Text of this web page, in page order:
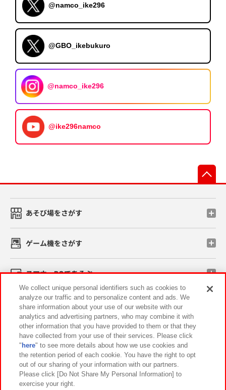
@namco_ike296
@GBO_ikebukuro
@namco_ike296
@ike296namco
あそび場をさがす
ゲーム機をさがす
スマホ・PCであそぶ
イベント・キャンペーン
関連会社 サステナビリティ サイトポリシー
プライバシーポリシー ウェブアクセシビリティ方針と検証結果
お取引先さまとともに
We collect unique personal identifiers such as cookies to
analyze our traffic and to personalize content and ads. We
share information about your use of our website with our
analytics and advertising partners, who may combine it with
other information that you have provided to them or that they
have collected from your use of their services. Please click
" here" to see more details about how we use cookies and
the retention period of each cookie. You have the right to opt
out of our sharing of your information with our partners.
Please click [Do Not Share My Personal Information] to
exercise your right.